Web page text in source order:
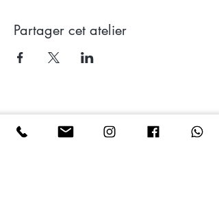
Partager cet atelier
CONTACT